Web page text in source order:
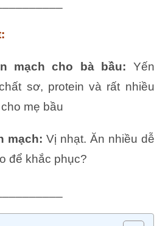
mạch cho bà bầu: Yến
sơ, protein và rất nhiều
mẹ bầu
mạch: Vị nhạt. Ăn nhiều dễ
để khắc phục?